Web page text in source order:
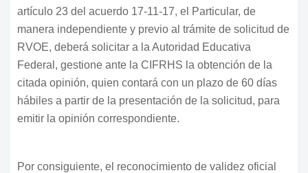
artículo 23 del acuerdo 17-11-17, el Particular, de
manera independiente y previo al trámite de solicitud de
RVOE, deberá solicitar a la Autoridad Educativa
Federal, gestione ante la CIFRHS la obtención de la
citada opinión, quien contará con un plazo de 60 días
hábiles a partir de la presentación de la solicitud, para
emitir la opinión correspondiente.
Por consiguiente, el reconocimiento de validez oficial